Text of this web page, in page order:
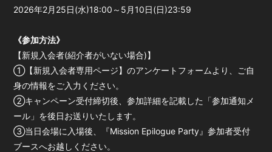
2026年2月25日(水)18:00～5月10日(日)23:59
《参加方法》
【新規入会者(紹介者がいない場合)】
①【新規入会者専用ページ】のアンケートフォームより、ご自
身の情報をご入力ください。
②キャンペーン受付締切後、参加詳細を記載した「参加通知メ
ール」を後日お送りいたします。
③当日会場に入場後、『Mission Epilogue Party』参加者受付
ブースへお越しください。